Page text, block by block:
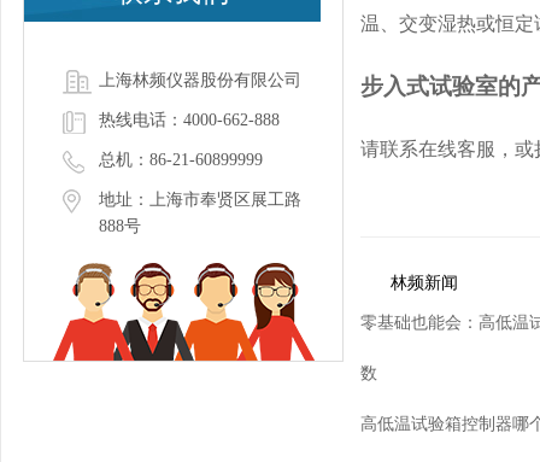
上海林频仪器股份有限公司
热线电话：4000-662-888
总机：86-21-60899999
地址：上海市奉贤区展工路
888号
温、交变湿热或恒
步入式试验室的
请联系在线客服，或
林频新闻
零基础也能会：高低温
数
高低温试验箱控制器哪